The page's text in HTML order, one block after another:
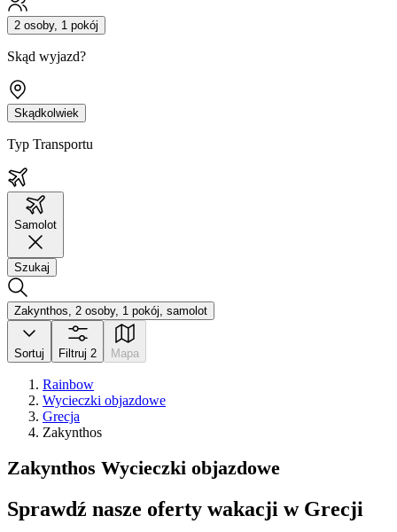
2 osoby, 1 pokój
Skąd wyjazd?
Skądkolwiek
Typ Transportu
Samolot
Szukaj
Zakynthos, 2 osoby, 1 pokój, samolot
Sortuj Filtruj 2 Mapa
Rainbow
Wycieczki objazdowe
Grecja
Zakynthos
Zakynthos Wycieczki objazdowe
Sprawdź nasze oferty wakacji w Grecji